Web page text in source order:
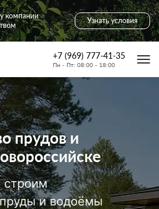
компании
Узнать условия
+7 (969) 777-41-35
Пн - Пт: 08:00 - 18:00
водоёмов и прудов
прудов и
строим
и водоёмы